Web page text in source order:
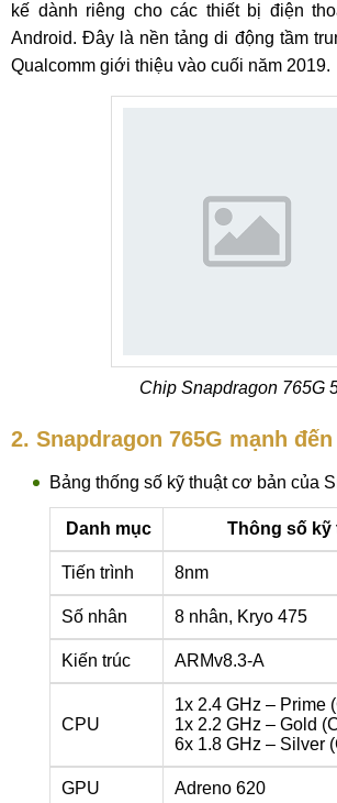
kế dành riêng cho các thiết bị điện
Android. Đây là nền tảng di động tầm
Qualcomm giới thiệu vào cuối năm 2019.
Chip Snapdragon 765G
2. Snapdragon 765G mạnh
Bảng thống số kỹ thuật cơ bản của
Danh mục Thông số kỹ
Tiến trình 8nm
Số nhân 8 nhân, Kryo 475
Kiến trúc ARMv8.3-A
CPU
1x 2.4 GHz – Prime
1x 2.2 GHz – Gold
6x 1.8 GHz – Silver
GPU Adreno 620